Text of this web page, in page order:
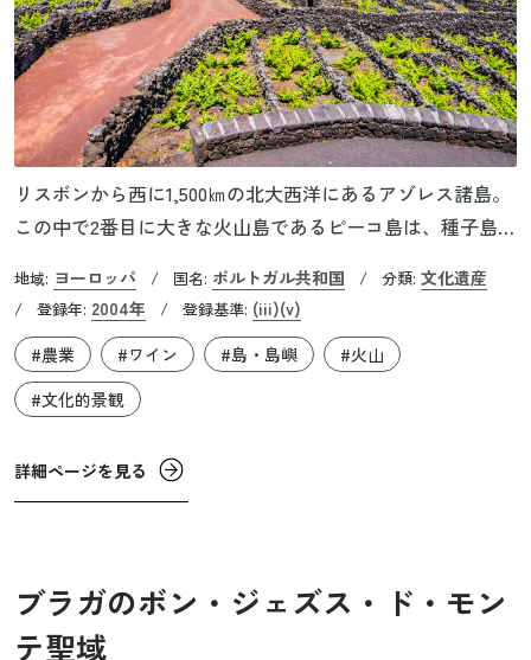
リスボンから西に1,500㎞の北大西洋にあるアゾレス諸島。
この中で2番目に大きな火山島であるピーコ島は、種子島ほ
ウ園が西側の海岸沿いに広がっていますが、大きな特色
は、それが石垣によって形成されていることです。約
6m×3mの長方形に区切られた石垣が何千も密集しており、
各区画にワイン用のブドウが植えられています。これらの
石垣には、大西洋の潮風からブドウの苗木を保護し、ま
た、畑の温度を維持する効果があります。
地域: ヨーロッパ / 国名: ポルトガル共和国 / 分類: 文化遺産
/ 登録年: 2004年 / 登録基準: (iii)(v)
#農業
#ワイン #島・島嶼
#火山
#文化的景観
詳細ページを見る
ブラガのボン・ジェズス・ド・モン
テ聖域